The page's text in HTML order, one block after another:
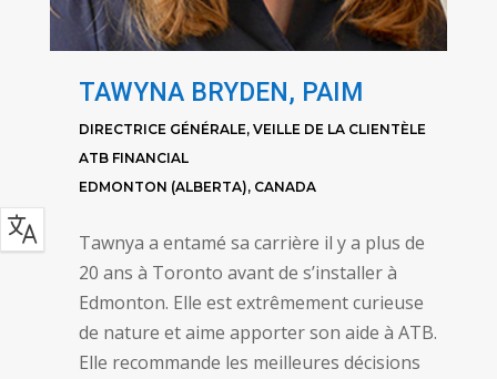
TAWYNA BRYDEN, PAIM
DIRECTRICE GÉNÉRALE, VEILLE DE LA CLIENTÈLE
ATB FINANCIAL
EDMONTON (ALBERTA), CANADA
Tawnya a entamé sa carrière il y a plus de
20 ans à Toronto avant de s’installer à
Edmonton. Elle est extrêmement curieuse
de nature et aime apporter son aide à ATB.
Elle recommande les meilleures décisions